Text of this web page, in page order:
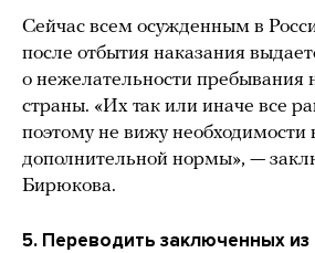
Сейчас всем осужденным в
после отбытия наказания
о нежелательности пребывания
страны. «Их так или иначе все
поэтому не вижу необходимости
дополнительной нормы», —
Бирюкова.
5. Переводить заключенных